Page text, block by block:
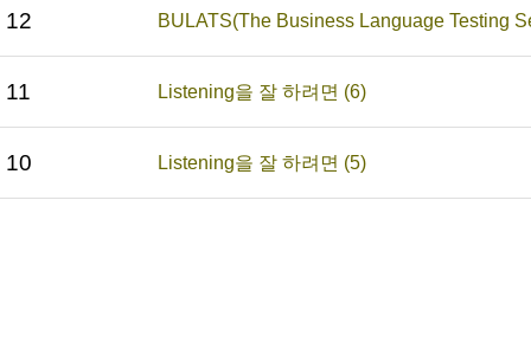
12 BULATS(The Business Language Testing
11 Listening을 잘 하려면 (6)
10 Listening을 잘 하려면 (5)